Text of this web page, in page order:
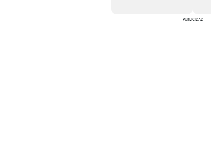
PUBLICIDAD